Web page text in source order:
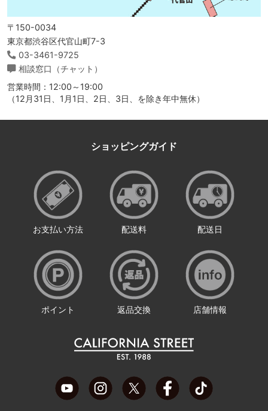
〒150-0034
東京都渋谷区代官山町7-3
03-3461-9725
相談窓口（チャット）
営業時間：12:00～19:00
（12月31日、1月1日、2日、3日、を除き年中無休）
ショッピングガイド
お支払い方法 配送料 配送日
ポイント 返品交換 店舗情報